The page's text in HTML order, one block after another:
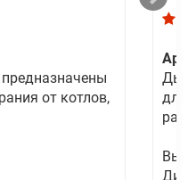
от котлов,